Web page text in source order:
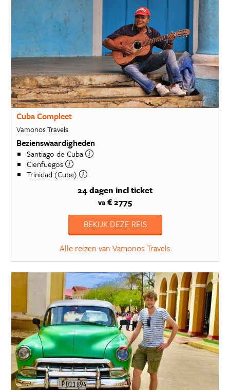
Cuba Compleet
Vamonos Travels
Bezienswaardigheden
Santiago de Cuba
Cienfuegos
Trinidad (Cuba)
24 dagen incl ticket
va € 2775
BEKIJK DEZE REIS
Alle reizen van Vamonos Travels